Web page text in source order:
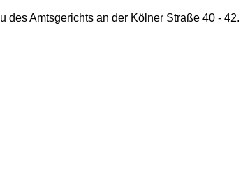
Amtsgerichts an der Kölner Straße 40 -